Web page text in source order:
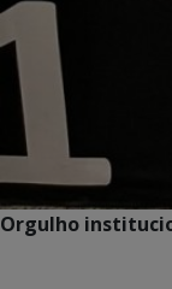
Orgulho